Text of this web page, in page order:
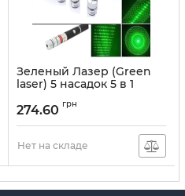
Зеленый Лазер (Green
laser) 5 насадок 5 в 1
лазер указка, лазер
274.60 грн
Нет на складе